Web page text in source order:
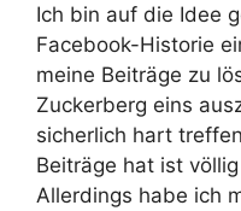
Ich bin auf die Idee
Facebook-Historie
meine Beiträge zu
Zuckerberg eins
sicherlich hart
Beiträge hat ist
Allerdings habe ich